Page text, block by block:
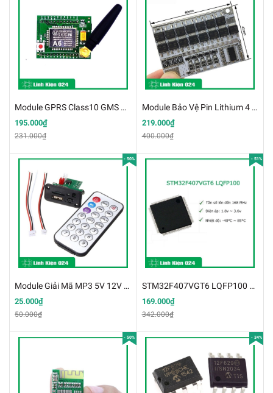
Module GPRS Class10 GMS A6 / SMS chất lượng cao
195.000₫
231.000₫
Module Bảo Vệ Pin Lithium 4 Cell 16.8V Dòng Xả 100A
219.000₫
400.000₫
- 50%
Module Giải Mã MP3 5V 12V USB/TF STEREO AMPLIFIER
25.000₫
50.000₫
- 51%
STM32F407VGT6 LQFP100 chất lượng cao
169.000₫
342.000₫
- 50% - 34%